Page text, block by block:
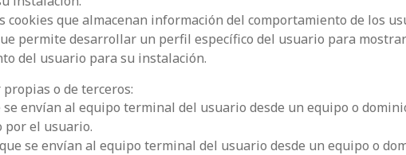
cookies que almacenan información del comportamiento de los
permite desarrollar un perfil específico del usuario para
del usuario para su instalación.
o de terceros:
envían al equipo terminal del usuario desde un equipo o
por el usuario.
se envían al equipo terminal del usuario desde un equipo o